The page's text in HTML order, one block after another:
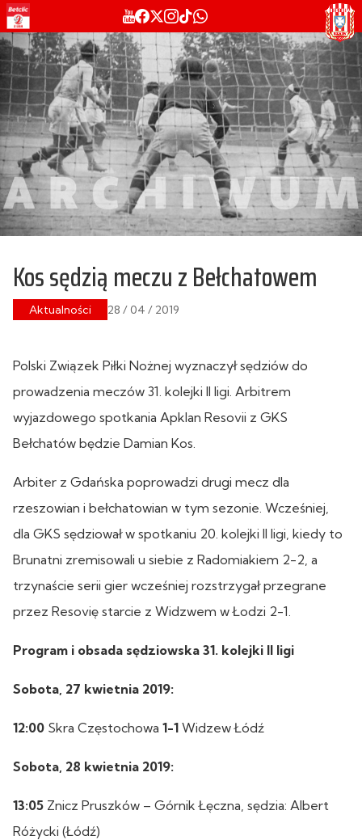
Kos sędzią meczu z Bełchatowem
Aktualności 28 / 04 / 2019
Polski Związek Piłki Nożnej wyznaczył sędziów do
prowadzenia meczów 31. kolejki II ligi. Arbitrem
wyjazdowego spotkania Apklan Resovii z GKS
Bełchatów będzie Damian Kos.
Arbiter z Gdańska poprowadzi drugi mecz dla
rzeszowian i bełchatowian w tym sezonie. Wcześniej,
dla GKS sędziował w spotkaniu 20. kolejki II ligi, kiedy to
Brunatni zremisowali u siebie z Radomiakiem 2-2, a
trzynaście serii gier wcześniej rozstrzygał przegrane
przez Resovię starcie z Widzwem w Łodzi 2-1.
Program i obsada sędziowska 31. kolejki II ligi
Sobota, 27 kwietnia 2019:
12:00 Skra Częstochowa 1-1 Widzew Łódź
Sobota, 28 kwietnia 2019:
13:05 Znicz Pruszków – Górnik Łęczna, sędzia: Albert
Różycki (Łódź)